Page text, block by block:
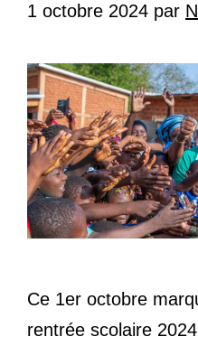
1 octobre 2024 par
Ce 1er octobre
rentrée scolaire